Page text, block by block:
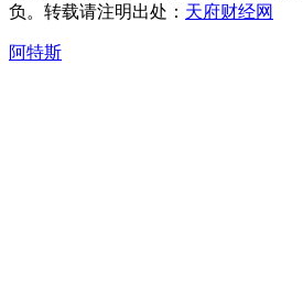
负。转载请注明出处： 天府财经网
阿特斯